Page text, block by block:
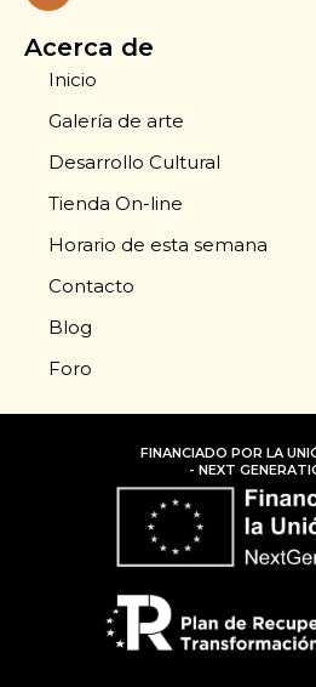
Acerca de
Inicio
Galería de arte
Desarrollo Cultural
Tienda On-line
Horario de esta semana
Contacto
Blog
Foro
FINANCIADO POR LA
- NEXT